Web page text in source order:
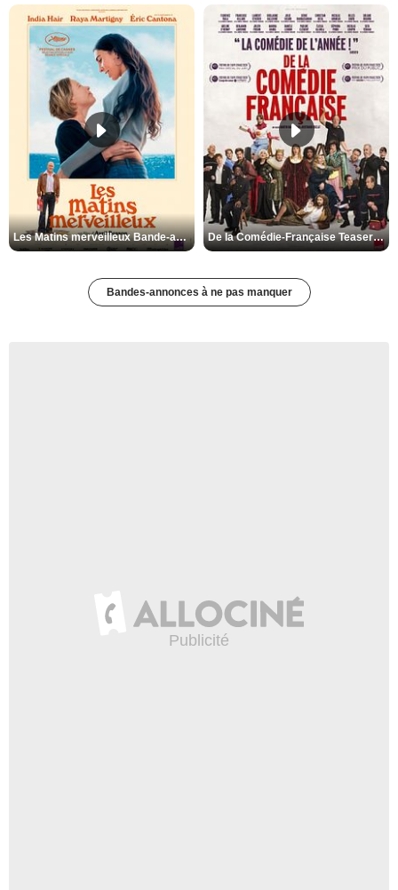
Les Matins merveilleux Bande-annonce VF De la Comédie-Française Teaser VF
Bandes-annonces à ne pas manquer